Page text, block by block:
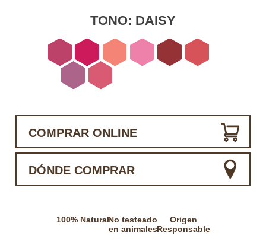
TONO: DAISY
COMPRAR ONLINE
DÓNDE COMPRAR
100% NaturalNo testeado
en animales
Origen
Responsable